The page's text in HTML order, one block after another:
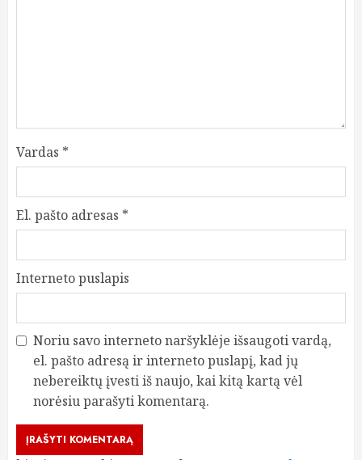
Vardas *
El. pašto adresas *
Interneto puslapis
Noriu savo interneto naršyklėje išsaugoti vardą,
el. pašto adresą ir interneto puslapį, kad jų
nebereiktų įvesti iš naujo, kai kitą kartą vėl
norėsiu parašyti komentarą.